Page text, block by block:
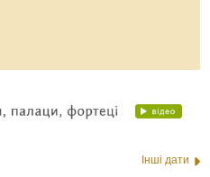
Інші дати